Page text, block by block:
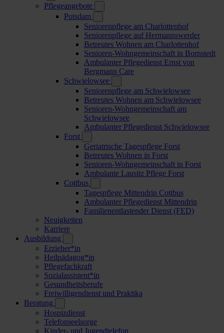
Pflegeangebote
Potsdam
Seniorenpflege am Charlottenhof
Seniorenpflege auf Hermannswerder
Betreutes Wohnen am Charlottenhof
Senioren-Wohngemeinschaft in Bornstedt
Ambulanter Pflegedienst Ernst von
Bergmann Care
Schwielowsee
Seniorenpflege am Schwielowsee
Betreutes Wohnen am Schwielowsee
Senioren-Wohngemeinschaft am
Schwielowsee
Ambulanter Pflegedienst Schwielowsee
Forst
Geriatrische Tagespflege Forst
Betreutes Wohnen in Forst
Senioren-Wohngemeinschaft in Forst
Ambulante Lausitz Pflege Forst
Cottbus
Tagespflege Mittendrin Cottbus
Ambulanter Pflegedienst Mittendrin
Familienentlastender Dienst (FED)
Neuigkeiten
Karriere
Ausbildung
Erzieher*in
Heilpädagog*in
Pflegefachkraft
Sozialassistent*in
Gesundheitsberufe
Freiwilligendienst und Praktika
Beratung
Hospizdienst
Telefonseelsorge
Kinder- und Jugendtelefon